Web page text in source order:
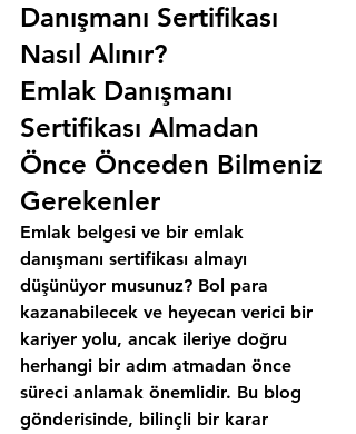
Danışmanı Sertifikası
Nasıl Alınır?
Emlak Danışmanı
Sertifikası Almadan
Önce Önceden Bilmeniz
Gerekenler
Emlak belgesi ve bir emlak
danışmanı sertifikası almayı
düşünüyor musunuz? Bol para
kazanabilecek ve heyecan verici bir
kariyer yolu, ancak ileriye doğru
herhangi bir adım atmadan önce
süreci anlamak önemlidir. Bu blog
gönderisinde, bilinçli bir karar